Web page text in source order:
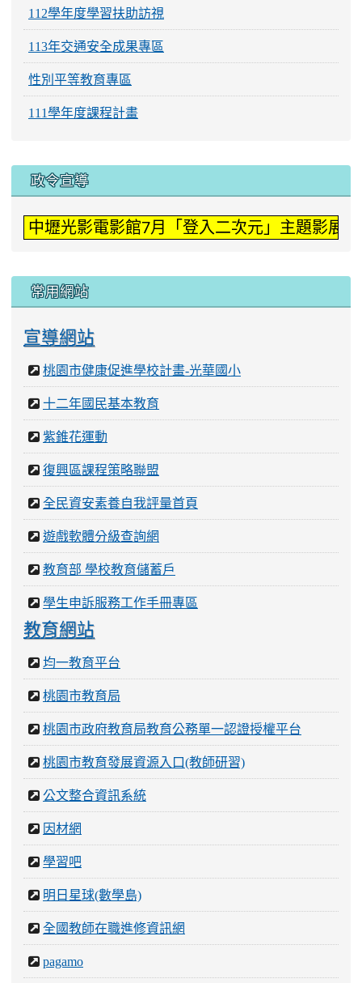
112學年度學習扶助訪視
113年交通安全成果專區
性別平等教育專區
111學年度課程計畫
政令宣導
中壢光影電影館7月「登入二次元」主題影展。
常用網站
宣導網站
桃園市健康促進學校計畫-光華國小
十二年國民基本教育
紫錐花運動
復興區課程策略聯盟
全民資安素養自我評量首頁
遊戲軟體分級查詢網
教育部 學校教育儲蓄戶
學生申訴服務工作手冊專區
教育網站
均一教育平台
桃園市教育局
桃園市政府教育局教育公務單一認證授權平台
桃園市教育發展資源入口(教師研習)
公文整合資訊系統
因材網
學習吧
明日星球(數學島)
全國教師在職進修資訊網
pagamo